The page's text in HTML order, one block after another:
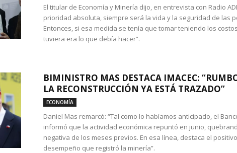
El titular de Economía y Minería dijo, en entrevista con Radio
prioridad absoluta, siempre será la vida y la seguridad de las
Entonces, si esa medida se tenía que tomar teniendo los
tuviera era lo que debía hacer”.
BIMINISTRO MAS DESTACA IMACEC:
LA RECONSTRUCCIÓN YA ESTÁ TRAZADO”
ECONOMÍA
Daniel Mas remarcó: “Tal como lo habíamos anticipado, el
informó que la actividad económica repuntó en junio,
negativa de los meses previos. En esa línea, destaca el positivo
desempeño que registró la minería”.